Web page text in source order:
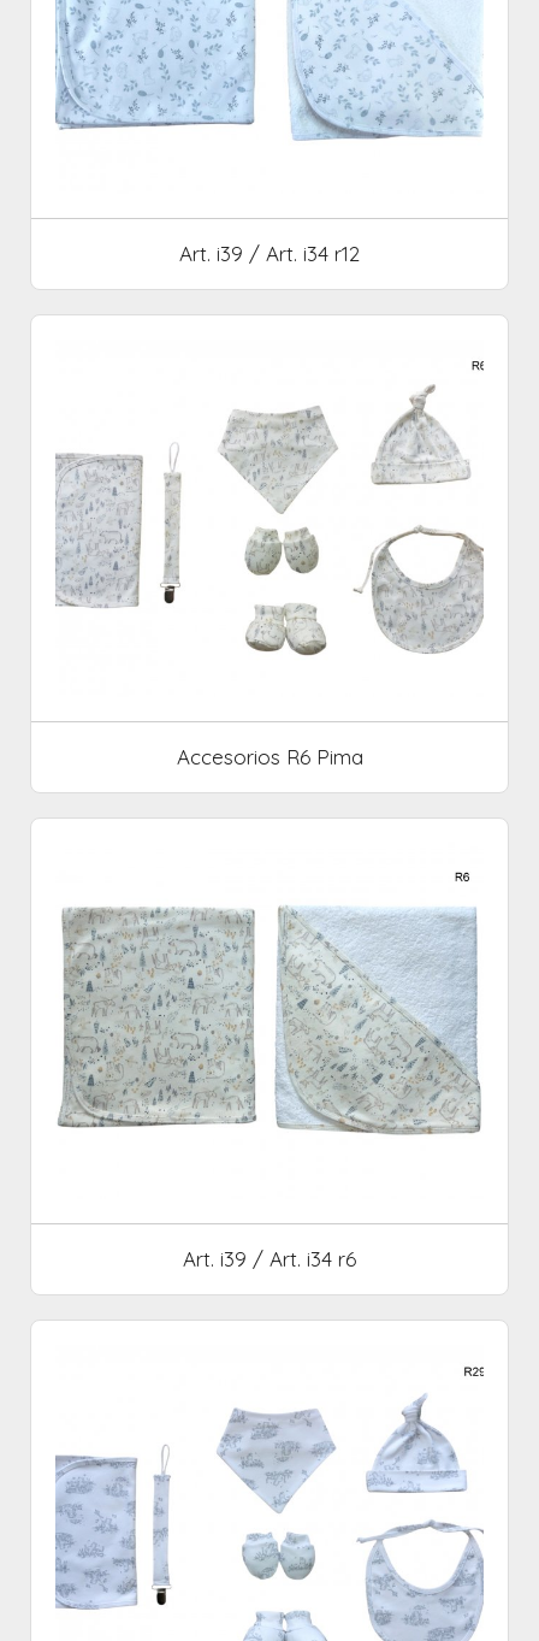
Art. i39 / Art. i34 r12
Accesorios R6 Pima
Art. i39 / Art. i34 r6